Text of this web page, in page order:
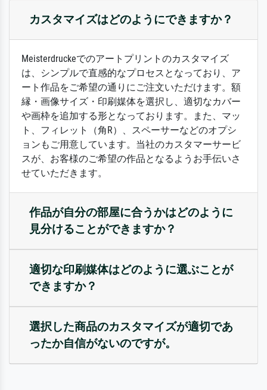
カスタマイズはどのようにできますか？
Meisterdruckeでのアートプリントのカスタマイズ
は、シンプルで直感的なプロセスとなっており、ア
ート作品をご希望の通りにご注文いただけます。額
縁・画像サイズ・印刷媒体を選択し、適切なカバー
や画枠を追加する形となっております。また、マッ
ト、フィレット（角R）、スペーサーなどのオプシ
ョンもご用意しています。当社のカスタマーサービ
スが、お客様のご希望の作品となるようお手伝いさ
せていただきます。
作品が自分の部屋に合うかはどのように
見分けることができますか？
適切な印刷媒体はどのように選ぶことが
できますか？
選択した商品のカスタマイズが適切であ
ったか自信がないのですが。